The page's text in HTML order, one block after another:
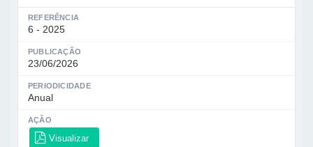
REFERÊNCIA
6 - 2025
PUBLICAÇÃO
23/06/2026
PERIODICIDADE
Anual
AÇÃO
Visualizar